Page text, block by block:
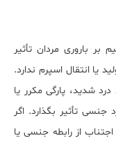
بر باروری مردان تأثیر
یا انتقال اسپرم ندارد.
شدید، پارگی مکرر یا
جنسی تأثیر بگذارد. اگر
از رابطه جنسی یا